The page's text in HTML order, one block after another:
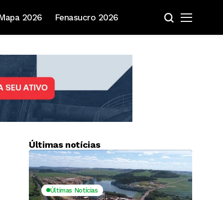
2026 Fenasucro 2026
Últimas notícias
Últimas Notícias